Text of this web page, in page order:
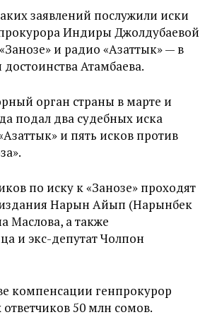
заявлений послужили иски
Индиры Джолдубаевой
и радио «Азаттык» — в
Атамбаева.
орган страны в марте и
подал два судебных иска
и пять исков против
по иску к «Занозе» проходят
издания Нарын Айып (Нарынбек
Маслова, а также
и экс-депутат Чолпон
компенсации генпрокурор
ответчиков 50 млн сомов.